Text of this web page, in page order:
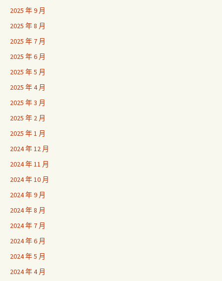
2025 年 9 月
2025 年 8 月
2025 年 7 月
2025 年 6 月
2025 年 5 月
2025 年 4 月
2025 年 3 月
2025 年 2 月
2025 年 1 月
2024 年 12 月
2024 年 11 月
2024 年 10 月
2024 年 9 月
2024 年 8 月
2024 年 7 月
2024 年 6 月
2024 年 5 月
2024 年 4 月